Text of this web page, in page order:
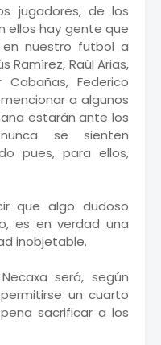
jugadores, de los
ellos hay gente que
nuestro futbol a
Ramírez, Raúl Arias,
Cabañas, Federico
a algunos
estarán ante los
se sienten
pues, para ellos,
que algo dudoso
es en verdad una
inobjetable.
será, según
un cuarto
sacrificar a los